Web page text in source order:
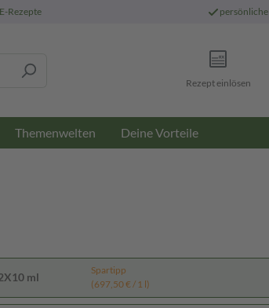
Rezepte persönliche
Rezept einlösen
Themenwelten Deine Vorteile
ml
Spartipp
(697,50 € / 1 l)